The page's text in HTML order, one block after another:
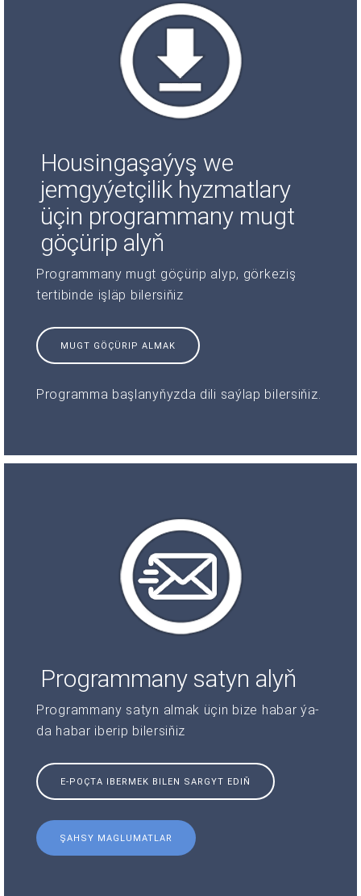
Housingaşaýyş we
jemgyýetçilik hyzmatlary
üçin programmany mugt
göçürip alyň
Programmany mugt göçürip alyp, görkeziş
tertibinde işläp bilersiňiz
MUGT GÖÇÜRIP ALMAK
Programma başlanyňyzda dili saýlap bilersiňiz.
Programmany satyn alyň
Programmany satyn almak üçin bize habar ýa-
da habar iberip bilersiňiz
E-POÇTA IBERMEK BILEN SARGYT EDIŇ
ŞAHSY MAGLUMATLAR